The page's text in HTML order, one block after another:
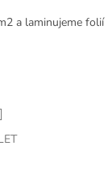
a laminujeme folií